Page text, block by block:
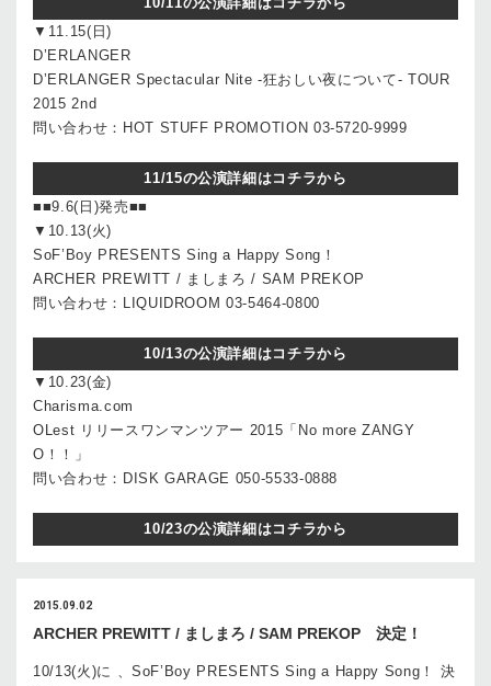
▼11.15(日)
D’ERLANGER
D’ERLANGER Spectacular Nite -狂おしい夜について- TOUR
2015 2nd
問い合わせ：HOT STUFF PROMOTION 03-5720-9999
11/15の公演詳細はコチラから
■■9.6(日)発売■■
▼10.13(火)
SoF’Boy PRESENTS Sing a Happy Song！
ARCHER PREWITT / ましまろ / SAM PREKOP
問い合わせ：LIQUIDROOM 03-5464-0800
10/13の公演詳細はコチラから
▼10.23(金)
Charisma.com
OLest リリースワンマンツアー 2015「No more ZANGY
O！！」
問い合わせ：DISK GARAGE 050-5533-0888
10/23の公演詳細はコチラから
2015.09.02
ARCHER PREWITT / ましまろ / SAM PREKOP 決定！
10/13(火)に 、SoF’Boy PRESENTS Sing a Happy Song！ 決